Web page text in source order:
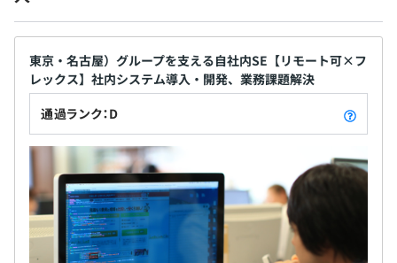
LT大会」も開催しています。
また新卒の新入社員には内定時からメンターがつき、入社
前の疑問や悩みを気軽に相談することができ、入社後も継
続してフォローが受けられます。
社内ラインナップより相談の上、ご希望のPCを支給いた
します。
社会保険完備（健康保険・厚生年金加入・雇用保険・労災
保険）
無期雇用
東京・名古屋）グループを支える自社内SE【リモート可×フ
レックス】社内システム導入・開発、業務課題解決
通過ランク：D